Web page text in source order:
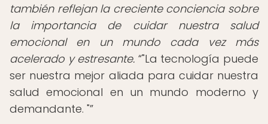
también reflejan la creciente conciencia sobre
la importancia de cuidar nuestra salud
emocional en un mundo cada vez más
acelerado y estresante. "La tecnología puede
ser nuestra mejor aliada para cuidar nuestra
salud emocional en un mundo moderno y
demandante. "